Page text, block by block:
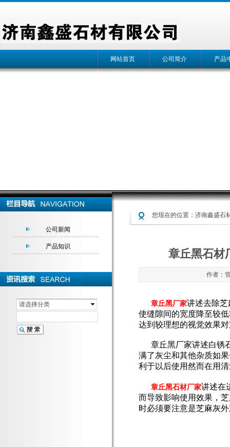
网站首页 公司简介 产品
公司新闻
产品知识
请选择分类
您现在的位置： 济南鑫盛石
章丘黑石材
作者：
章丘黑厂家讲述去除
使缝隙间的宽度降至较
达到较理想的视觉效果
章丘黑厂家讲述白锈
满了灰尘和其他杂质如
利于以后使用然而在用
章丘黑石材厂家讲述在
而导致影响使用效果，
时必须要注意是芝麻灰